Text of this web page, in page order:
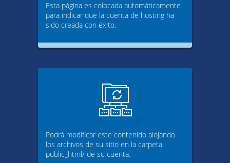
Esta página es colocada automáticamente
para indicar que la cuenta de hosting ha
sido creada con éxito.
Podrá modificar este contenido alojando
los archivos de su sitio en la carpeta
public_html/ de su cuenta.